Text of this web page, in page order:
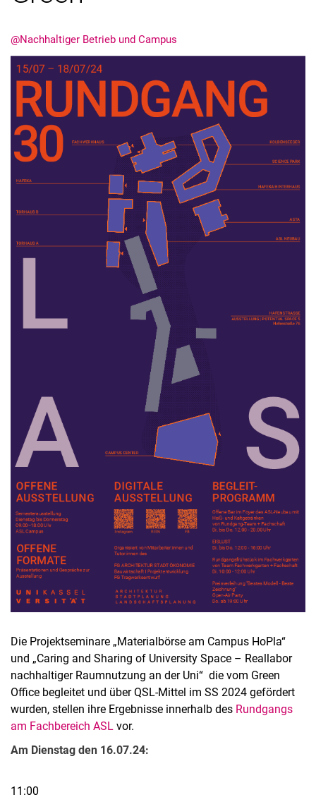
@Nachhaltiger Betrieb und Campus
Die Projektseminare „Materialbörse am Campus HoPla“
und „Caring and Sharing of University Space – Reallabor
nachhaltiger Raumnutzung an der Uni“ die vom Green
Office begleitet und über QSL-Mittel im SS 2024 gefördert
wurden, stellen ihre Ergebnisse innerhalb des Rundgangs
am Fachbereich ASL vor.
Am Dienstag den 16.07.24:
11:00